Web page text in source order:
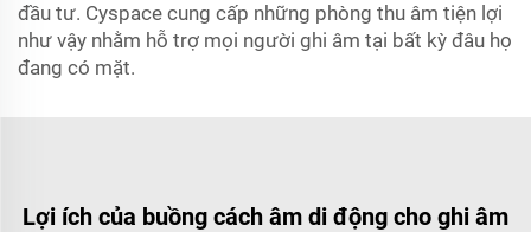
đầu tư. Cyspace cung cấp những phòng thu âm tiện lợi
như vậy nhằm hỗ trợ mọi người ghi âm tại bất kỳ đâu họ
đang có mặt.
Lợi ích của buồng cách âm di động cho ghi âm